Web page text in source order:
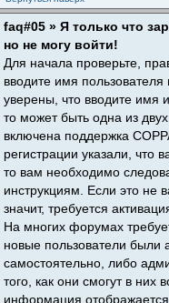
faq#05 » Я только что
но не могу войти!
Для начала проверьте,
вводите имя
уверены, что вводите имя
то может быть одна из
включена поддержка
регистрации указали, что
то вам необходимо
инструкциям. Если это не
значит, требуется
На многих форумах
новые пользователи были
самостоятельно, либо
того, как они смогут в них
информация